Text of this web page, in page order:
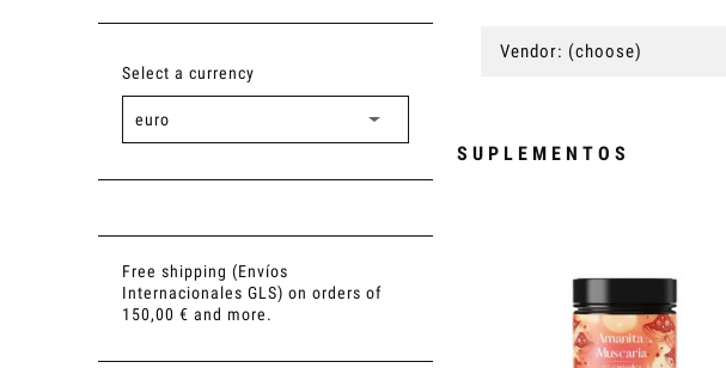
Select a currency
Free shipping (Envíos
Internacionales GLS) on orders of
150,00 € and more.
Vendor: (choose)
SUPLEMENTOS